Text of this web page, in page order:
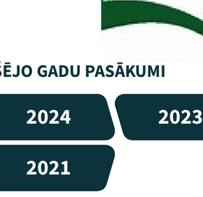
GADU PASĀKUMI
2024 2023
2021